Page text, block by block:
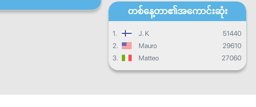
တစ်နေ့တာ၏အကောင်းဆုံး
1. J. K
51440
2.
Mauro
29610
3.
Matteo 27060